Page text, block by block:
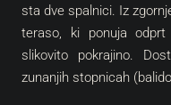
sta dve spalnici. Iz
teraso, ki ponuja
slikovito pokrajino.
zunanjih stopnicah